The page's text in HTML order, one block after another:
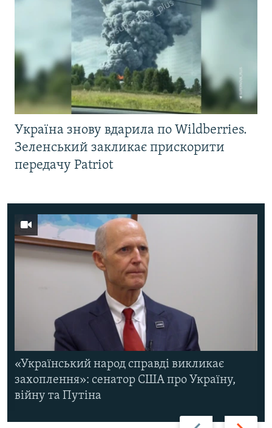
Україна знову вдарила по Wildberries.
Зеленський закликає прискорити
передачу Patriot
Назад Вперед
«Український народ справді викликає
захоплення»: сенатор США про Україну,
війну та Путіна